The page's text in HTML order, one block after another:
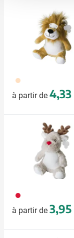
357
à partir de 4,33
009
à partir de 3,95